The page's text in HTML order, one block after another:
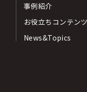
事例紹介
お役立ちコンテンツ
News&Topics